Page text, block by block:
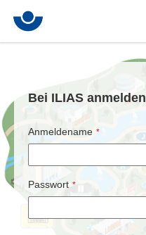
Bei ILIAS anmelden
Anmeldename *
Passwort *